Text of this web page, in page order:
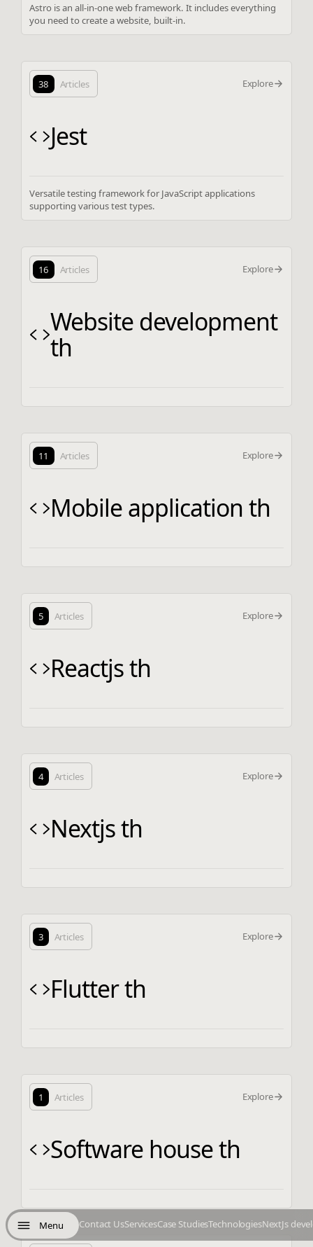
Menu Contact UsServicesCase StudiesTechnologiesNextJs
Astro is an all-in-one web framework. It includes everything
you need to create a website, built-in.
38 Articles Explore
Jest
Versatile testing framework for JavaScript applications
supporting various test types.
16 Articles Explore
Website development
th
11 Articles Explore
Mobile application th
5 Articles Explore
Reactjs th
4 Articles Explore
Nextjs th
3 Articles Explore
Flutter th
1 Articles Explore
Software house th